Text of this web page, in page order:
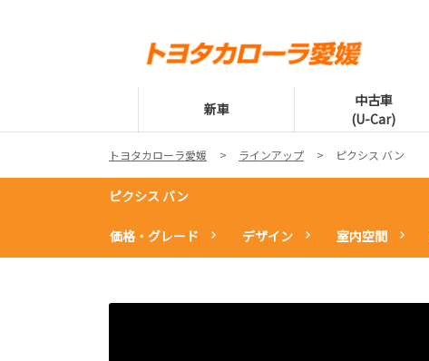
新車
中古車
(U-Car)
トヨタカローラ愛媛 ラインアップ ピクシス バン
ピクシス バン
価格・グレード デザイン 室内空間